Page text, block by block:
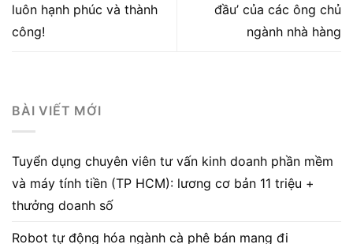
luôn hạnh phúc và thành
công!
đầu’ của các ông chủ
ngành nhà hàng
BÀI VIẾT MỚI
Tuyển dụng chuyên viên tư vấn kinh doanh phần mềm
và máy tính tiền (TP HCM): lương cơ bản 11 triệu +
thưởng doanh số
Robot tự động hóa ngành cà phê bán mang đi